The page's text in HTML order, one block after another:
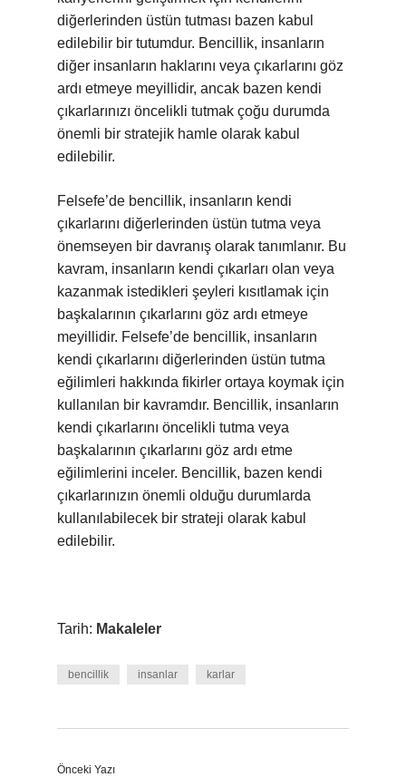
diğerlerinden üstün tutması bazen kabul
edilebilir bir tutumdur. Bencillik, insanların
diğer insanların haklarını veya çıkarlarını göz
ardı etmeye meyillidir, ancak bazen kendi
çıkarlarınızı öncelikli tutmak çoğu durumda
önemli bir stratejik hamle olarak kabul
edilebilir.
Felsefe’de bencillik, insanların kendi
çıkarlarını diğerlerinden üstün tutma veya
önemseyen bir davranış olarak tanımlanır. Bu
kavram, insanların kendi çıkarları olan veya
kazanmak istedikleri şeyleri kısıtlamak için
başkalarının çıkarlarını göz ardı etmeye
meyillidir. Felsefe’de bencillik, insanların
kendi çıkarlarını diğerlerinden üstün tutma
eğilimleri hakkında fikirler ortaya koymak için
kullanılan bir kavramdır. Bencillik, insanların
kendi çıkarlarını öncelikli tutma veya
başkalarının çıkarlarını göz ardı etme
eğilimlerini inceler. Bencillik, bazen kendi
çıkarlarınızın önemli olduğu durumlarda
kullanılabilecek bir strateji olarak kabul
edilebilir.
Tarih: Makaleler
bencillik insanlar karlar
Önceki Yazı